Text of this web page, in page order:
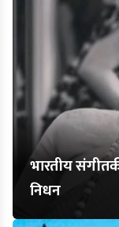
भारतीय
निधन